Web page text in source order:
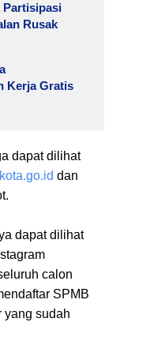
Partisipasi
Rusak
Kerja Gratis
dapat dilihat
dan
dapat dilihat
calon
SPMB
yang sudah